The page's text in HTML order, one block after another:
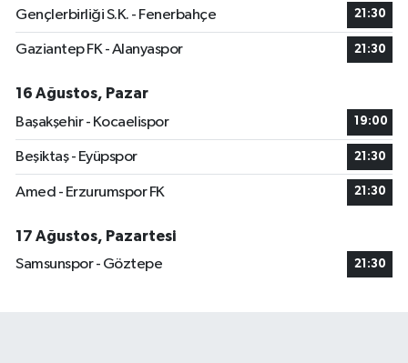
Gençlerbirliği S.K. - Fenerbahçe 21:30
Gaziantep FK - Alanyaspor 21:30
16 Ağustos, Pazar
Başakşehir - Kocaelispor
19:00
Beşiktaş - Eyüpspor 21:30
Amed - Erzurumspor FK 21:30
17 Ağustos, Pazartesi
Samsunspor - Göztepe
21:30